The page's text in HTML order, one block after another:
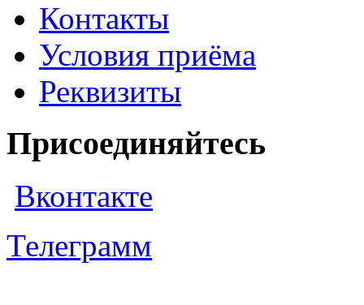
Контакты
Условия приёма
Реквизиты
Присоединяйтесь
Вконтакте
Телеграмм